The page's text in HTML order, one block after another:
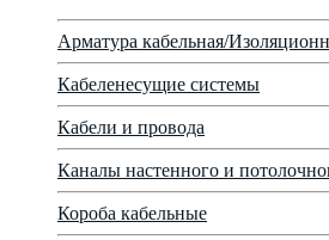
Арматура кабельная/
Кабеленесущие системы
Кабели и провода
Каналы настенного и
Короба кабельные